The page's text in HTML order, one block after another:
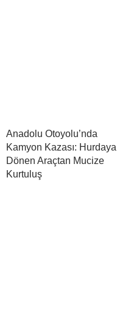
Anadolu Otoyolu’nda
Kamyon Kazası: Hurdaya
Dönen Araçtan Mucize
Kurtuluş